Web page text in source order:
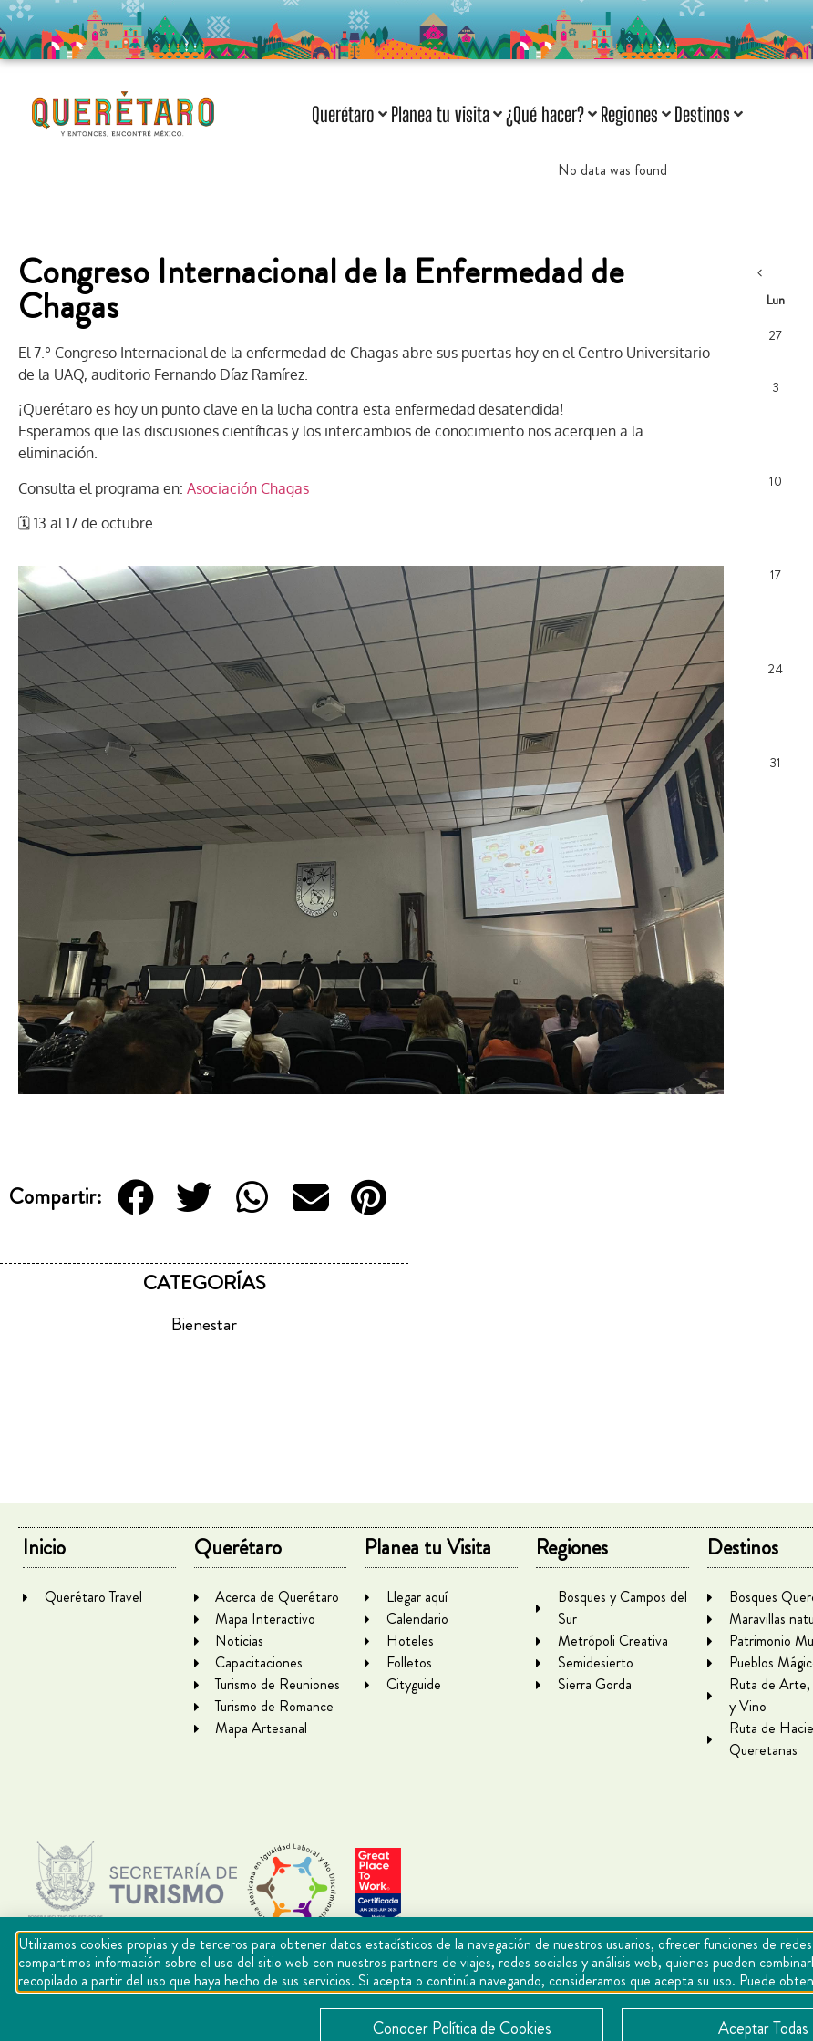
Querétaro Planea tu visita ¿Qué hacer? Regiones Destinos
No data was found
Congreso Internacional de la Enfermedad de
Chagas
El 7.º Congreso Internacional de la enfermedad de Chagas abre sus puertas hoy en el Centro Universitario
de la UAQ, auditorio Fernando Díaz Ramírez.
¡Querétaro es hoy un punto clave en la lucha contra esta enfermedad desatendida!
Esperamos que las discusiones científicas y los intercambios de conocimiento nos acerquen a la
eliminación.
Consulta el programa en: Asociación Chagas
🗓️ 13 al 17 de octubre
Lun
27
3
10
17
24
31
Compartir:
CATEGORÍAS
Bienestar
Inicio
Querétaro Travel
Querétaro
Acerca de Querétaro
Mapa Interactivo
Noticias
Capacitaciones
Turismo de Reuniones
Turismo de Romance
Mapa Artesanal
Planea tu Visita
Llegar aquí
Calendario
Hoteles
Folletos
Cityguide
Regiones
Bosques y Campos del
Sur
Metrópoli Creativa
Semidesierto
Sierra Gorda
Destinos
Bosques
Maravillas
Patrimonio
Pueblos
Ruta de Arte,
y Vino
Ruta de
Queretanas
Cookies Aviso de privacidad Contacto
Utilizamos cookies propias y de terceros para obtener datos estadísticos de la navegación de nuestros usuarios, ofrecer funciones de
compartimos información sobre el uso del sitio web con nuestros partners de viajes, redes sociales y análisis web, quienes pueden
recopilado a partir del uso que haya hecho de sus servicios. Si acepta o continúa navegando, consideramos que acepta su uso. Puede
Conocer Política de Cookies Aceptar Todas